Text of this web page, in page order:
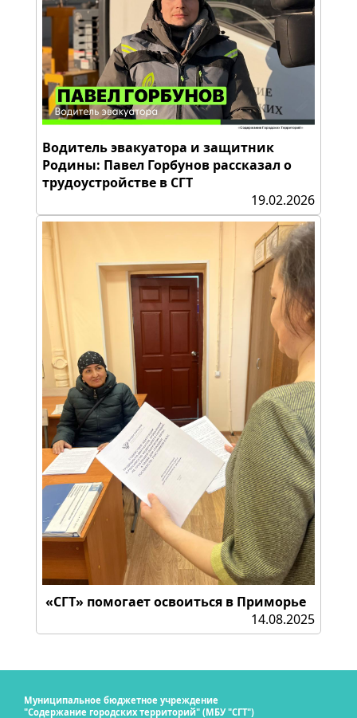
Водитель эвакуатора и защитник
Родины: Павел Горбунов рассказал о
трудоустройстве в СГТ
19.02.2026
«СГТ» помогает освоиться в Приморье
14.08.2025
Муниципальное бюджетное учреждение
"Содержание городских территорий" (МБУ "СГТ")